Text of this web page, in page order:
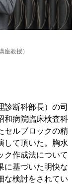
座教授）
診断科部長）の司
和病院臨床検査科
セルブロックの精
して頂いた。胸水
ク作成法について
に基づいた明快な
な検討をされてい